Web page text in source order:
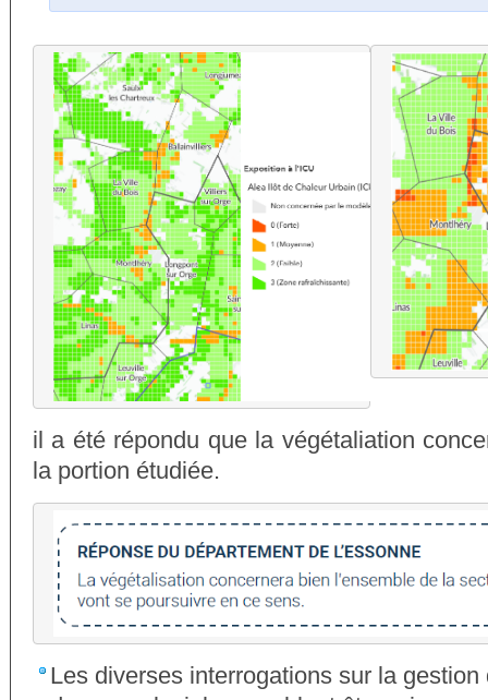
il a été répondu que la végétaliation
la portion étudiée.
Les diverses interrogations sur la